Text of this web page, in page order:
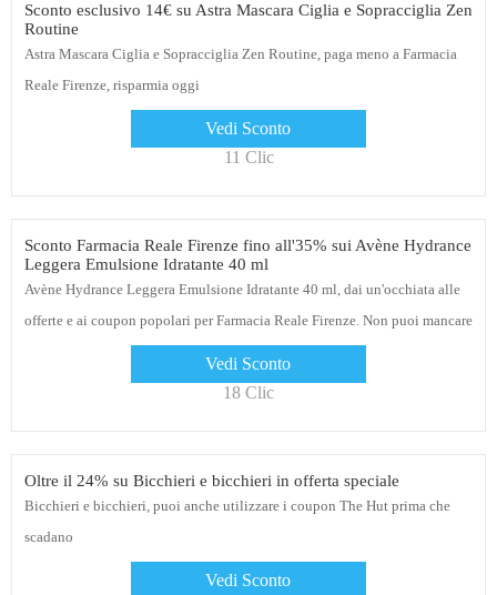
Sconto esclusivo 14€ su Astra Mascara Ciglia e Sopracciglia Zen
Routine
Astra Mascara Ciglia e Sopracciglia Zen Routine, paga meno a Farmacia
Reale Firenze, risparmia oggi
Vedi Sconto
11 Clic
Sconto Farmacia Reale Firenze fino all'35% sui Avène Hydrance
Leggera Emulsione Idratante 40 ml
Avène Hydrance Leggera Emulsione Idratante 40 ml, dai un'occhiata alle
offerte e ai coupon popolari per Farmacia Reale Firenze. Non puoi mancare
Vedi Sconto
18 Clic
Oltre il 24% su Bicchieri e bicchieri in offerta speciale
Bicchieri e bicchieri, puoi anche utilizzare i coupon The Hut prima che
scadano
Vedi Sconto